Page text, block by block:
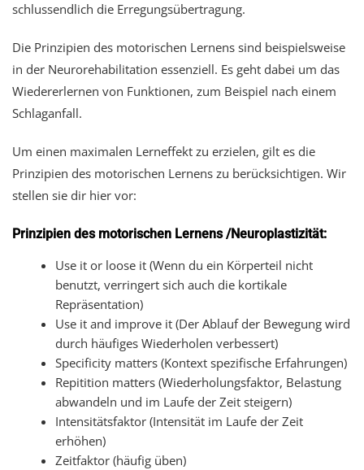
schlussendlich die Erregungsübertragung.
Die Prinzipien des motorischen Lernens sind beispielsweise
in der Neurorehabilitation essenziell. Es geht dabei um das
Wiedererlernen von Funktionen, zum Beispiel nach einem
Schlaganfall.
Um einen maximalen Lerneffekt zu erzielen, gilt es die
Prinzipien des motorischen Lernens zu berücksichtigen. Wir
stellen sie dir hier vor:
Prinzipien des motorischen Lernens /Neuroplastizität:
Use it or loose it (Wenn du ein Körperteil nicht
benutzt, verringert sich auch die kortikale
Repräsentation)
Use it and improve it (Der Ablauf der Bewegung wird
durch häufiges Wiederholen verbessert)
Specificity matters (Kontext spezifische Erfahrungen)
Repitition matters (Wiederholungsfaktor, Belastung
abwandeln und im Laufe der Zeit steigern)
Intensitätsfaktor (Intensität im Laufe der Zeit
erhöhen)
Zeitfaktor (häufig üben)